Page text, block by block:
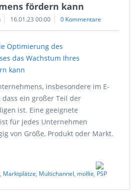
fördern kann
16.01.23 00:00 0 Kommentare
insbesondere im E-
dass ein großer Teil der
ist. Eine geeignete
für jedes Unternehmen
von Größe, Produkt oder Markt.
, Marktplätze, Multichannel, mollie, PSP